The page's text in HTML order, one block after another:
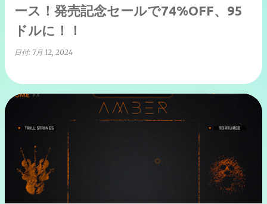
ース！発売記念セールで74%OFF、95
ドルに！！
日付: 7月 12, 2024